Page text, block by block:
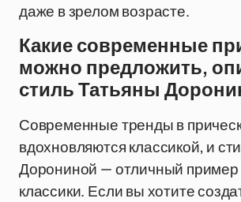
даже в зрелом возрасте.
Какие современные
можно предложить,
стиль Татьяны
Современные тренды в
вдохновляются классикой, и
Дорониной — отличный пример
классики. Если вы хотите